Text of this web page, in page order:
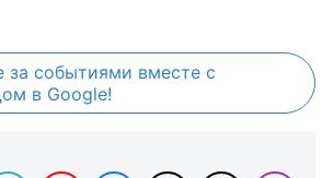
за событиями вместе с
в Google!